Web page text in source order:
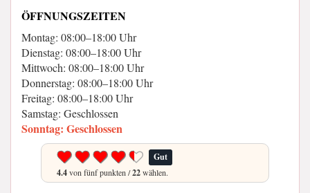
ÖFFNUNGSZEITEN
Montag: 08:00–18:00 Uhr
Dienstag: 08:00–18:00 Uhr
Mittwoch: 08:00–18:00 Uhr
Donnerstag: 08:00–18:00 Uhr
Freitag: 08:00–18:00 Uhr
Samstag: Geschlossen
Sonntag: Geschlossen
Gut
4.4von fünf punkten /22wählen.